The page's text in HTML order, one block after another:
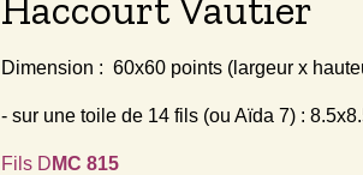
Dimension : 60x60 points (largeur x
- sur une toile de 14 fils (ou Aïda 7) :
Fils D MC 815